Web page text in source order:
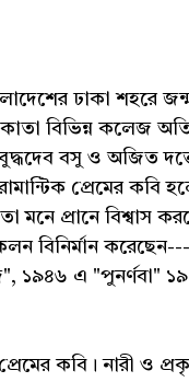
ঢাকা শহরে
বিভিন্ন কলেজ
বুদ্ধদেব বসু ও অজিত
প্রেমের কবি
মনে প্রানে বিশ্বাস
বিনির্মান
১৯৪৬ এ
কবি। নারী ও